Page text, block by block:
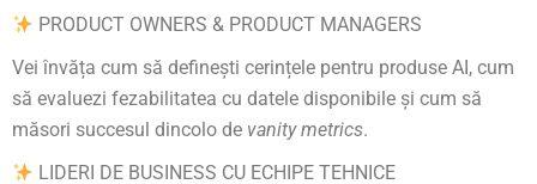
PRODUCT OWNERS & PRODUCT MANAGERS
Vei învăța cum să definești cerințele pentru produse AI, cum
să evaluezi fezabilitatea cu datele disponibile și cum să
măsori succesul dincolo de vanity metrics.
LIDERI DE BUSINESS CU ECHIPE TEHNICE